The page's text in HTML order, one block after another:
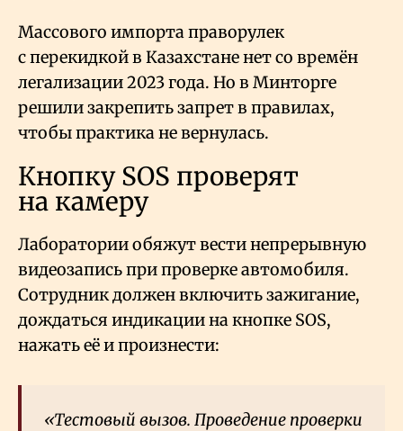
Массового импорта праворулек
с перекидкой в Казахстане нет со времён
легализации 2023 года. Но в Минторге
решили закрепить запрет в правилах,
чтобы практика не вернулась.
Кнопку SOS проверят
на камеру
Лаборатории обяжут вести непрерывную
видеозапись при проверке автомобиля.
Сотрудник должен включить зажигание,
дождаться индикации на кнопке SOS,
нажать её и произнести:
«Тестовый вызов. Проведение проверки